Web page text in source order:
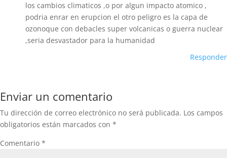
los cambios climaticos ,o por algun impacto atomico ,
podria enrar en erupcion el otro peligro es la capa de
ozonoque con debacles super volcanicas o guerra nuclear
,seria desvastador para la humanidad
Responder
Enviar un comentario
Tu dirección de correo electrónico no será publicada. Los campos
obligatorios están marcados con *
Comentario *